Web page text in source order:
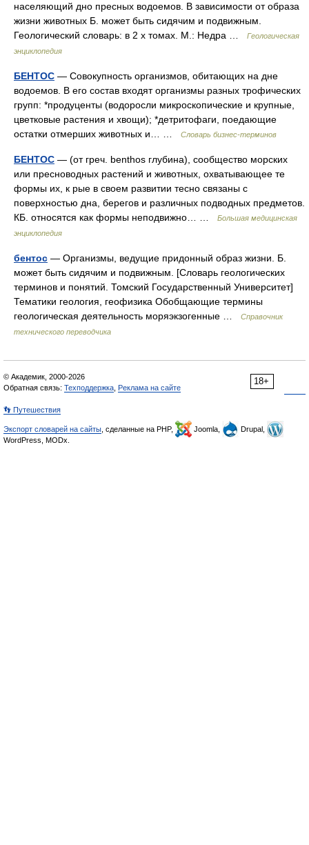
населяющий дно пресных водоемов. В зависимости от образа
жизни животных Б. может быть сидячим и подвижным.
Геологический словарь: в 2 х томах. М.: Недра …
Геологическая
энциклопедия
БЕНТОС — Совокупность организмов, обитающих на дне
водоемов. В его состав входят организмы разных трофических
групп: *продуценты (водоросли микроскопические и крупные,
цветковые растения и хвощи); *детритофаги, поедающие
остатки отмерших животных и… …
Словарь бизнес-терминов
БЕНТОС — (от греч. benthos глубина), сообщество морских
или пресноводных растений и животных, охватывающее те
формы их, к рые в своем развитии тесно связаны с
поверхностью дна, берегов и различных подводных предметов.
КБ. относятся как формы неподвижно… …
Большая медицинская
энциклопедия
бентос — Организмы, ведущие придонный образ жизни. Б.
может быть сидячим и подвижным. [Словарь геологических
терминов и понятий. Томский Государственный Университет]
Тематики геология, геофизика Обобщающие термины
геологическая деятельность моряэкзогенные …
Справочник
технического переводчика
18+
© Академик, 2000-2026
Обратная связь: Техподдержка Реклама на сайте
👣 Путешествия
Экспорт словарей на сайты , сделанные на PHP, Joomla,
Drupal,
WordPress, MODx.